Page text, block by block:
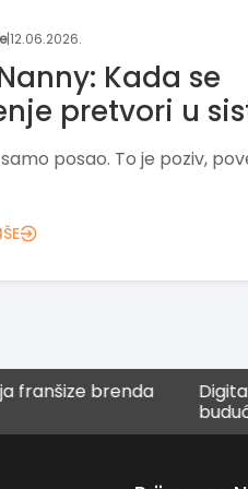
– mesto gde
kroz igru, kreativnost
Digitalno